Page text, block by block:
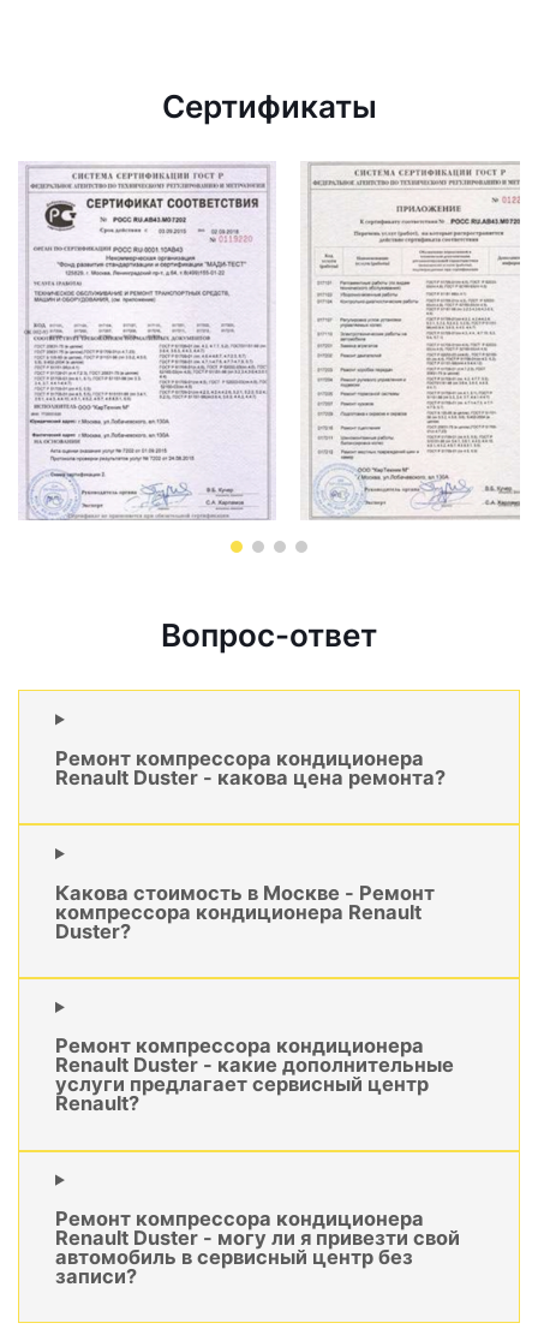
Сертификаты
Вопрос-ответ
Ремонт компрессора кондиционера
Renault Duster - какова цена ремонта?
Какова стоимость в Москве - Ремонт
компрессора кондиционера Renault
Duster?
Ремонт компрессора кондиционера
Renault Duster - какие дополнительные
услуги предлагает сервисный центр
Renault?
Ремонт компрессора кондиционера
Renault Duster - могу ли я привезти свой
автомобиль в сервисный центр без
записи?